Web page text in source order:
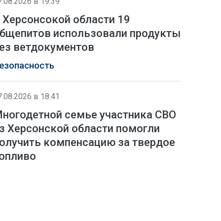
Херсонсокой области 19
использовали продукты
ветдокументов
в 18:41
семье участника СВО
Херсонской области помогли
компенсацию за твердое